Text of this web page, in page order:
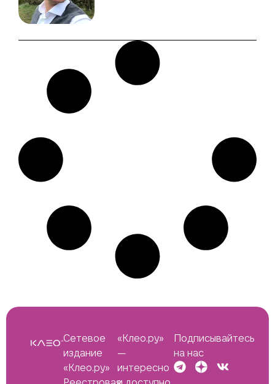
Сетевое
издание
«Клео.ру»
«Клео.ру»
—
интересно
Подписывайтесь
на нас